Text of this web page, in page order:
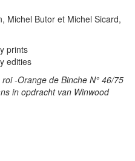
Michel Butor et Michel Sicard,
prints
edities
-Orange de Binche N° 46/75
in opdracht van Winwood